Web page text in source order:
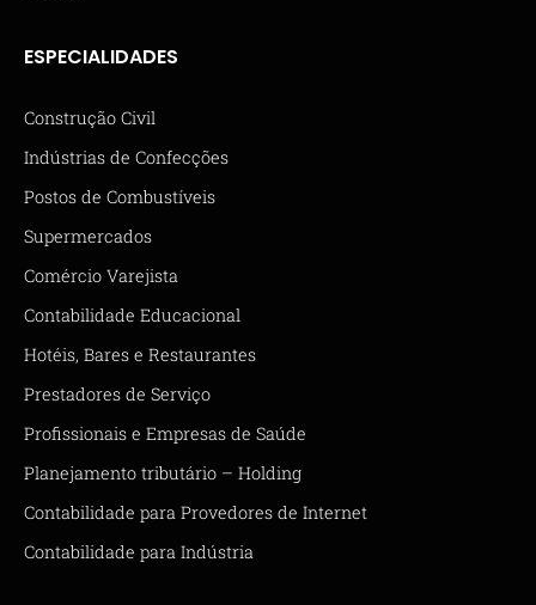
ESPECIALIDADES
Construção Civil
Indústrias de Confecções
Postos de Combustíveis
Supermercados
Comércio Varejista
Contabilidade Educacional
Hotéis, Bares e Restaurantes
Prestadores de Serviço
Profissionais e Empresas de Saúde
Planejamento tributário – Holding
Contabilidade para Provedores de Internet
Contabilidade para Indústria